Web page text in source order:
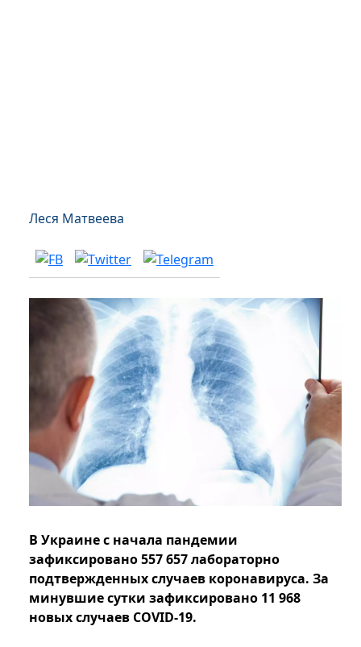
Леся Матвеева
В Украине с начала пандемии
зафиксировано 557 657 лабораторно
подтвержденных случаев коронавируса. За
минувшие сутки зафиксировано 11 968
новых случаев COVID-19.